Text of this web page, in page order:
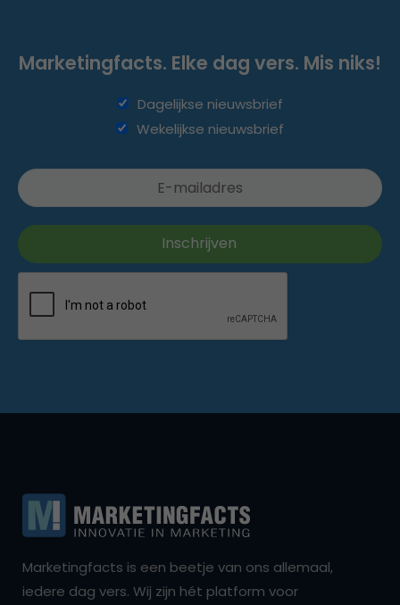
Marketingfacts. Elke dag vers. Mis niks!
Dagelijkse nieuwsbrief
Wekelijkse nieuwsbrief
Marketingfacts is een beetje van ons allemaal,
iedere dag vers. Wij zijn hét platform voor